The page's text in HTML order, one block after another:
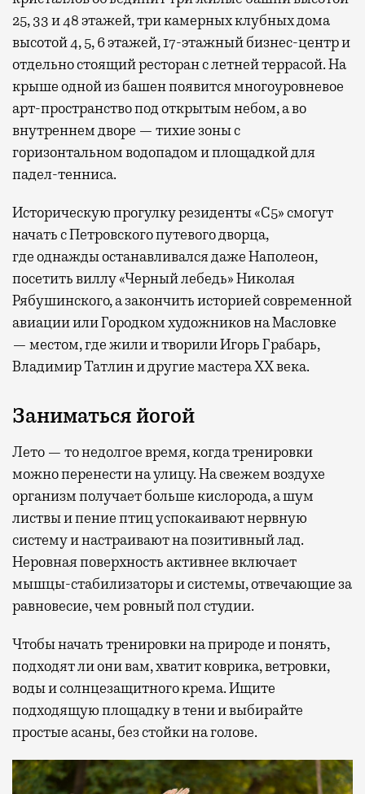
25, 33 и 48 этажей, три камерных клубных дома
высотой 4, 5, 6 этажей, 17-этажный бизнес-центр и
отдельно стоящий ресторан с летней террасой. На
крыше одной из башен появится многоуровневое
арт-пространство под открытым небом, а во
внутреннем дворе — тихие зоны с
горизонтальном водопадом и площадкой для
падел-тенниса.
Историческую прогулку резиденты «С5» смогут
начать с Петровского путевого дворца,
гдеоднажды останавливался даже Наполеон,
посетить виллу «Черный лебедь» Николая
Рябушинского, а закончить историей современной
авиации или Городком художников на Масловке
— местом, где жили и творили Игорь Грабарь,
Владимир Татлин и другие мастера XX века.
Заниматься йогой
Лето — то недолгое время, когда тренировки
можно перенести на улицу. На свежем воздухе
организм получает больше кислорода, а шум
листвы и пение птиц успокаивают нервную
систему и настраивают на позитивный лад.
Неровная поверхность активнее включает
мышцы-стабилизаторы и системы, отвечающие за
равновесие, чем ровный пол студии.
Чтобы начать тренировки на природе и понять,
подходят ли они вам, хватит коврика, ветровки,
воды и солнцезащитного крема. Ищите
подходящую площадку в тени и выбирайте
простые асаны, без стойки на голове.